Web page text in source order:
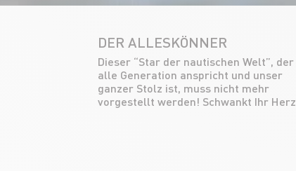
DER ALLESKÖNNER
Dieser “Star der nautischen Welt”, der
alle Generation anspricht und unser
ganzer Stolz ist, muss nicht mehr
vorgestellt werden! Schwankt Ihr Herz
zwischen Wasserskifahren,
Wakeboarden, Angeln, Unterwasserjagd
und Picknicks? Bei uns müssen Sie sich